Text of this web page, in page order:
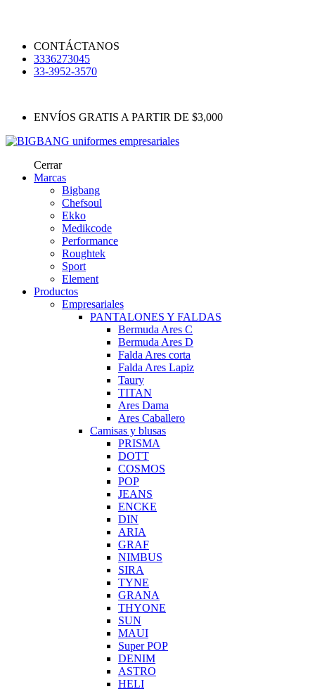
CONTÁCTANOS
3336273045
33-3952-3570
ENVÍOS GRATIS A PARTIR DE $3,000
Cerrar
Marcas
Bigbang
Chefsoul
Ekko
Medikcode
Performance
Roughtek
Sport
Element
Productos
Empresariales
PANTALONES Y FALDAS
Bermuda Ares C
Bermuda Ares D
Falda Ares corta
Falda Ares Lapiz
Taury
TITAN
Ares Dama
Ares Caballero
Camisas y blusas
PRISMA
DOTT
COSMOS
POP
JEANS
ENCKE
DIN
ARIA
GRAF
NIMBUS
SIRA
TYNE
GRANA
THYONE
SUN
MAUI
Super POP
DENIM
ASTRO
HELI